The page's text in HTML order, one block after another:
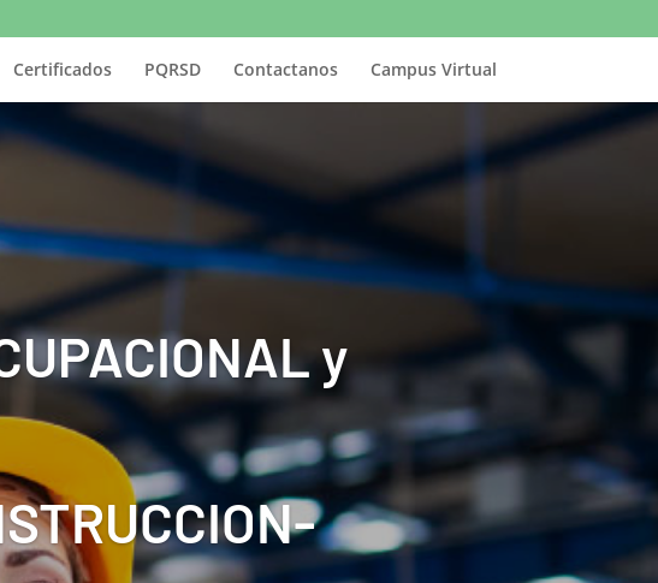
Certificados PQRSD Contactanos Campus Virtual
y